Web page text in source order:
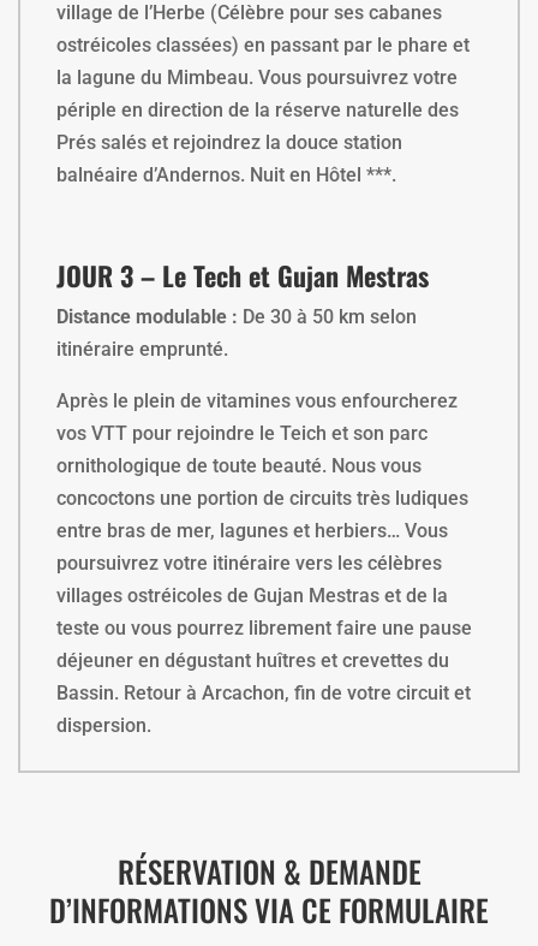
village de l’Herbe (Célèbre pour ses cabanes
ostréicoles classées) en passant par le phare et
la lagune du Mimbeau. Vous poursuivrez votre
périple en direction de la réserve naturelle des
Prés salés et rejoindrez la douce station
balnéaire d’Andernos. Nuit en Hôtel ***.
JOUR 3 – Le Tech et Gujan Mestras
Distance modulable : De 30 à 50 km selon
itinéraire emprunté.
Après le plein de vitamines vous enfourcherez
vos VTT pour rejoindre le Teich et son parc
ornithologique de toute beauté. Nous vous
concoctons une portion de circuits très ludiques
entre bras de mer, lagunes et herbiers… Vous
poursuivrez votre itinéraire vers les célèbres
villages ostréicoles de Gujan Mestras et de la
teste ou vous pourrez librement faire une pause
déjeuner en dégustant huîtres et crevettes du
Bassin. Retour à Arcachon, fin de votre circuit et
dispersion.
RÉSERVATION & DEMANDE
D’INFORMATIONS VIA CE FORMULAIRE